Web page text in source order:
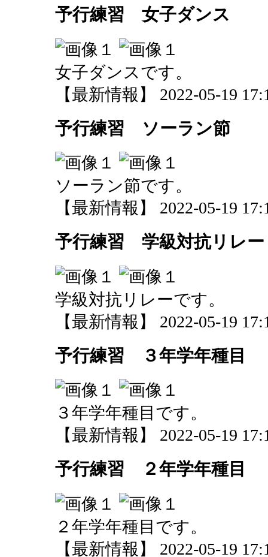
予行練習 女子ダンス
女子ダンスです。
【最新情報】 2022-05-19
予行練習 ソーラン節
ソーラン節です。
【最新情報】 2022-05-19
予行練習 学級対抗リレー
学級対抗リレーです。
【最新情報】 2022-05-19
予行練習 ３年学年種目
３年学年種目です。
【最新情報】 2022-05-19
予行練習 ２年学年種目
２年学年種目です。
【最新情報】 2022-05-19